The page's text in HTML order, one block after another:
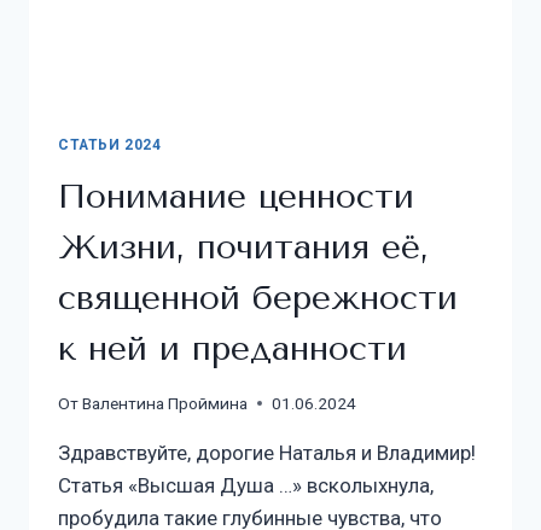
СТАТЬИ 2024
Понимание ценности
Жизни, почитания её,
священной бережности
к ней и преданности
ОтВалентина Проймина 01.06.2024
Здравствуйте, дорогие Наталья и Владимир!
Статья «Высшая Душа …» всколыхнула,
пробудила такие глубинные чувства, что